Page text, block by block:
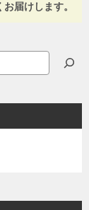
届けします。